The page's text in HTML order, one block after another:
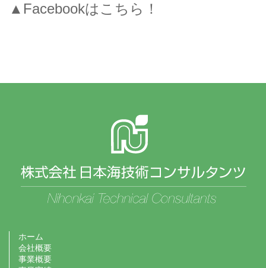
▲Facebookはこちら！
ホーム
会社概要
事業概要